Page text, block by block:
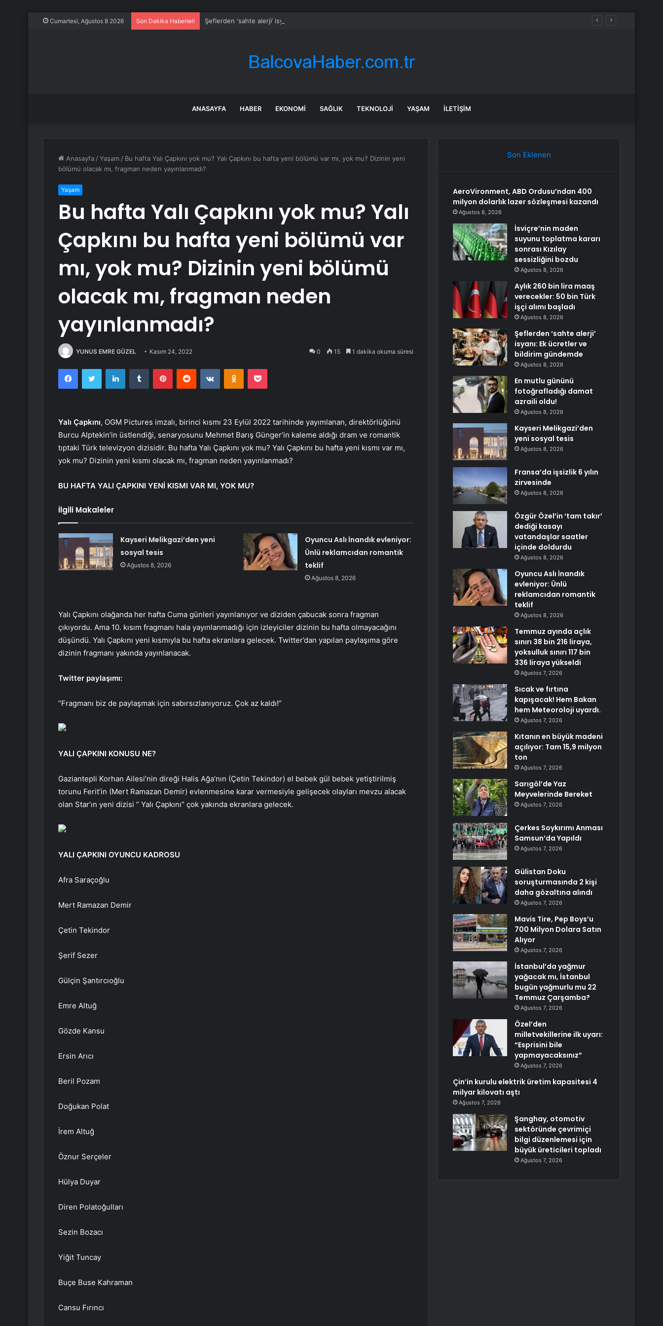
Cumartesi, Ağustos 8 2026 Son Dakika Haberleri Şeflerden ‘sahte alerji’ isyanı: Ek ücretler ve bildirim gündemde
ANASAYFA HABER EKONOMI SAĞLIK TEKNOLOJI YAŞAM İLETIŞIM
Anasayfa /Yaşam / Bu hafta Yalı Çapkını yok mu? Yalı Çapkını bu hafta yeni bölümü var mı, yok mu? Dizinin yeni
bölümü olacak mı, fragman neden yayınlanmadı?
Yaşam
Bu hafta Yalı Çapkını yok mu? Yalı
Çapkını bu hafta yeni bölümü var
mı, yok mu? Dizinin yeni bölümü
olacak mı, fragman neden
yayınlanmadı?
YUNUS EMRE GÜZEL Kasım 24, 2022 0 15 1 dakika okuma süresi
FacebookTwitter LinkedInTumblr PinterestReddit VKontakteOdnoklassniki
Pocket
Yalı Çapkını, OGM Pictures imzalı, birinci kısmı 23 Eylül 2022 tarihinde yayımlanan, direktörlüğünü
Burcu Alptekin’in üstlendiği, senaryosunu Mehmet Barış Günger’in kaleme aldığı dram ve romantik
tıptaki Türk televizyon dizisidir. Bu hafta Yalı Çapkını yok mu? Yalı Çapkını bu hafta yeni kısmı var mı,
yok mu? Dizinin yeni kısmı olacak mı, fragman neden yayınlanmadı?
BU HAFTA YALI ÇAPKINI YENİ KISMI VAR MI, YOK MU?
İlgili Makaleler
Kayseri Melikgazi’den yeni
sosyal tesis
Ağustos 8, 2026
Oyuncu Aslı İnandık evleniyor:
Ünlü reklamcıdan romantik
teklif
Ağustos 8, 2026
Yalı Çapkını olağanda her hafta Cuma günleri yayınlanıyor ve diziden çabucak sonra fragman
çıkıyordu. Ama 10. kısım fragmanı hala yayınlanmadığı için izleyiciler dizinin bu hafta olmayacağını
düşündü. Yalı Çapkını yeni kısmıyla bu hafta ekranlara gelecek. Twitter’dan yapılan paylaşıma göre
dizinin fragmanı yakında yayınlanacak.
Twitter paylaşımı:
“Fragmanı biz de paylaşmak için sabırsızlanıyoruz. Çok az kaldı!”
YALI ÇAPKINI KONUSU NE?
Gaziantepli Korhan Ailesi’nin direği Halis Ağa’nın (Çetin Tekindor) el bebek gül bebek yetiştirilmiş
torunu Ferit’in (Mert Ramazan Demir) evlenmesine karar vermesiyle gelişecek olayları mevzu alacak
olan Star’ın yeni dizisi ” Yalı Çapkını” çok yakında ekranlara gelecek.
YALI ÇAPKINI OYUNCU KADROSU
Afra Saraçoğlu
Mert Ramazan Demir
Çetin Tekindor
Şerif Sezer
Gülçin Şantırcıoğlu
Emre Altuğ
Gözde Kansu
Ersin Arıcı
Beril Pozam
Doğukan Polat
İrem Altuğ
Öznur Serçeler
Hülya Duyar
Diren Polatoğulları
Sezin Bozacı
Yiğit Tuncay
Buçe Buse Kahraman
Cansu Fırıncı
Son Eklenen
AeroVironment, ABD Ordusu’ndan 400
milyon dolarlık lazer sözleşmesi kazandı
Ağustos 8, 2026
İsviçre’nin maden
suyunu toplatma kararı
sonrası Kızılay
sessizliğini bozdu
Ağustos 8, 2026
Aylık 260 bin lira maaş
verecekler: 50 bin Türk
işçi alımı başladı
Ağustos 8, 2026
Şeflerden ‘sahte alerji’
isyanı: Ek ücretler ve
bildirim gündemde
Ağustos 8, 2026
En mutlu gününü
fotoğrafladığı damat
azraili oldu!
Ağustos 8, 2026
Kayseri Melikgazi’den
yeni sosyal tesis
Ağustos 8, 2026
Fransa’da işsizlik 6 yılın
zirvesinde
Ağustos 8, 2026
Özgür Özel’in ‘tam takır’
dediği kasayı
vatandaşlar saatler
içinde doldurdu
Ağustos 8, 2026
Oyuncu Aslı İnandık
evleniyor: Ünlü
reklamcıdan romantik
teklif
Ağustos 8, 2026
Temmuz ayında açlık
sınırı 38 bin 216 liraya,
yoksulluk sınırı 117 bin
336 liraya yükseldi
Ağustos 7, 2026
Sıcak ve fırtına
kapışacak! Hem Bakan
hem Meteoroloji uyardı.
Ağustos 7, 2026
Kıtanın en büyük madeni
açılıyor: Tam 15,9 milyon
ton
Ağustos 7, 2026
Sarıgöl’de Yaz
Meyvelerinde Bereket
Ağustos 7, 2026
Çerkes Soykırımı Anması
Samsun’da Yapıldı
Ağustos 7, 2026
Gülistan Doku
soruşturmasında 2 kişi
daha gözaltına alındı
Ağustos 7, 2026
Mavis Tire, Pep Boys’u
700 Milyon Dolara Satın
Alıyor
Ağustos 7, 2026
İstanbul’da yağmur
yağacak mı, İstanbul
bugün yağmurlu mu 22
Temmuz Çarşamba?
Ağustos 7, 2026
Özel’den
milletvekillerine ilk uyarı:
“Esprisini bile
yapmayacaksınız”
Ağustos 7, 2026
Çin’in kurulu elektrik üretim kapasitesi 4
milyar kilovatı aştı
Ağustos 7, 2026
Şanghay, otomotiv
sektöründe çevrimiçi
bilgi düzenlemesi için
büyük üreticileri topladı
Ağustos 7, 2026